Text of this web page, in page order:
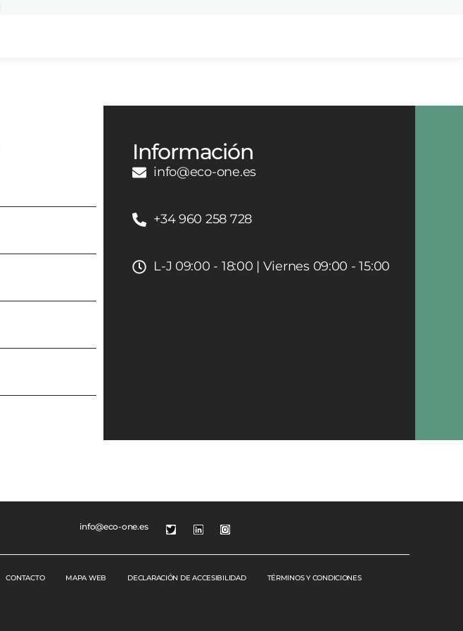
Información
info@eco-one.es
+34 960 258 728
L-J 09:00 - 18:00 | Viernes 09:00 - 15:00
info@eco-one.es
CONTACTO MAPA WEB DECLARACIÓN DE ACCESIBILIDAD TÉRMINOS Y CONDICIONES